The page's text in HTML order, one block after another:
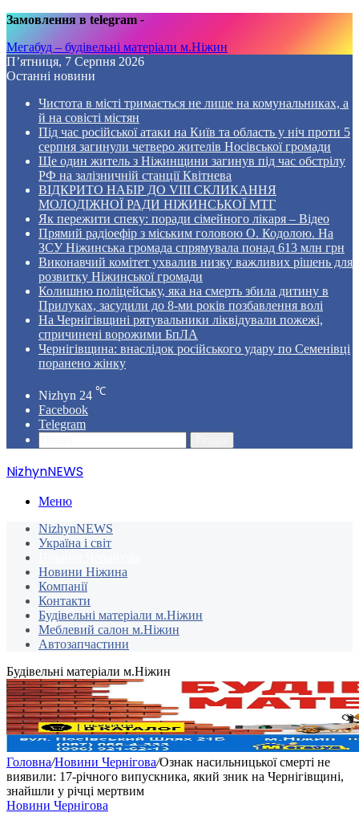
Замовлення в telegram -
Мегабуд – будівельні матеріали м.Ніжин
П’ятниця, 7 Серпня 2026
Останні новини
Чистота в місті тримається не лише на комунальниках, а
й на совісті містян
Під час російської атаки на Київ та область у ніч проти 5
серпня загинули четверо жителів Носівської громади
Ще один житель з Ніжинщини загинув під час обстрілу
РФ на залізничній станції Квітнева
ВІДКРИТО НАБІР ДО VIII СКЛИКАННЯ
МОЛОДІЖНОЇ РАДИ НІЖИНСЬКОЇ МТГ
Як пережити спеку: поради сімейного лікаря – Відео
Прямий радіоефір з міським головою О. Кодолою. На
ЗСУ Ніжинська громада спрямувала понад 613 млн грн
Виконавчий комітет ухвалив низку важливих рішень для
розвитку Ніжинської громади
Колишню поліцейську, яка на смерть збила дитину в
Прилуках, засудили до 8-ми років позбавлення волі
На Чернігівщині рятувальники ліквідували пожежі,
спричинені ворожими БпЛА
Чернігівщина: внаслідок російського удару по Семенівці
поранено жінку
Nizhyn 24 ℃
Facebook
Telegram
NizhynNEWS
Меню
NizhynNEWS
Україна і світ
Новини Ніжина
Компанії
Контакти
Будівельні матеріали м.Ніжин
Меблевий салон м.Ніжин
Автозапчастини
Будівельні матеріали м.Ніжин
Головна/Новини Чернігова/Ознак насильницької смерті не
виявили: 17-річного випускника, який зник на Чернігівщині,
знайшли у річці мертвим
Новини Чернігова